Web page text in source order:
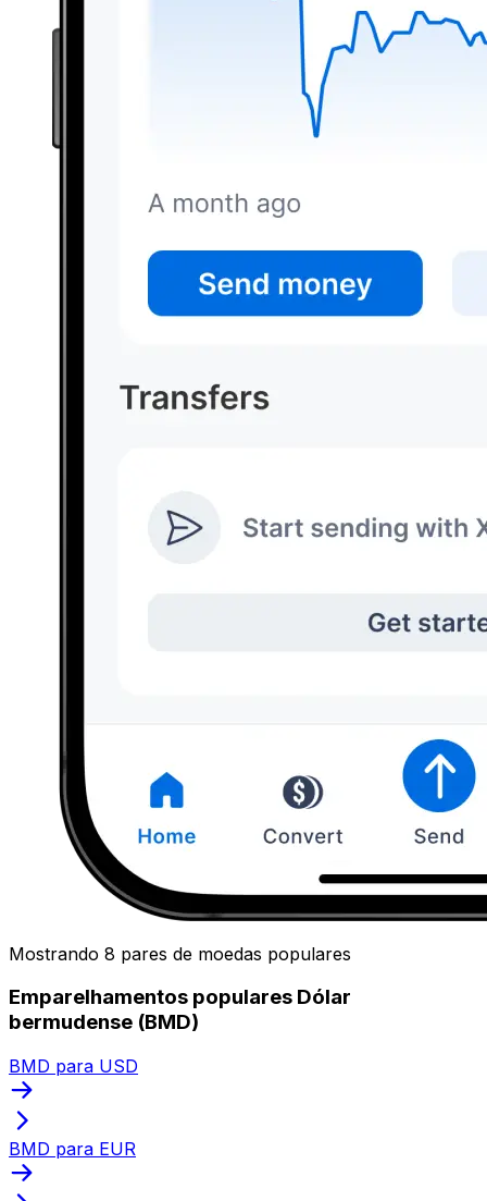
Mostrando 8 pares de moedas populares
Emparelhamentos populares Dólar
bermudense (BMD)
BMD para USD
BMD para EUR